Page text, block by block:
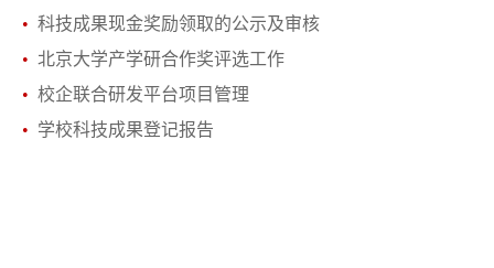
• 科技成果现金奖励领取的公示及审核
• 北京大学产学研合作奖评选工作
• 校企联合研发平台项目管理
• 学校科技成果登记报告